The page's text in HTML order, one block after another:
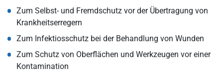
Zum Selbst- und Fremdschutz vor der Übertragung von
Krankheitserregern
Zum Infektiosschutz bei der Behandlung von Wunden
Zum Schutz von Oberflächen und Werkzeugen vor einer
Kontamination